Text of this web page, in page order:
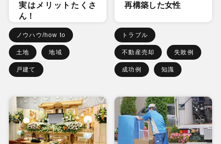
実はメリットたくさ
ん！
ノウハウ/how to
土地 地域
戸建て
再構築した女性
トラブル
不動産売却 失敗例
成功例 知識